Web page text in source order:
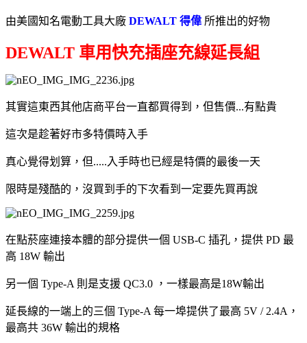
由美國知名電動工具大廠 DEWALT 得偉 所推出的好物
DEWALT 車用快充插座充線延長組
其實這東西其他店商平台一直都買得到，但售價...有點貴
這次是趁著好市多特價時入手
真心覺得划算，但.....入手時也已經是特價的最後一天
限時是殘酷的，沒買到手的下次看到一定要先買再說
在點菸座連接本體的部分提供一個 USB-C 插孔，提供 PD 最
高 18W 輸出
另一個 Type-A 則是支援 QC3.0 ，一樣最高是18W輸出
延長線的一端上的三個 Type-A 每一埠提供了最高 5V / 2.4A，
最高共 36W 輸出的規格